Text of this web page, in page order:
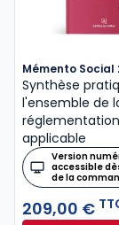
Mémento Social
Synthèse
l'ensemble de
applicable
Version
accessible
de la
209,00 €